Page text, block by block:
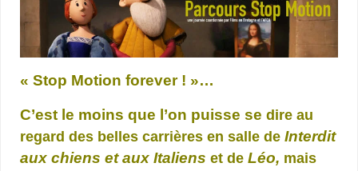
« Stop Motion forever ! »…
C’est le moins que l’on puisse se dire au
regard des belles carrières en salle de Interdit
aux chiens et aux Italiens et de Léo, mais